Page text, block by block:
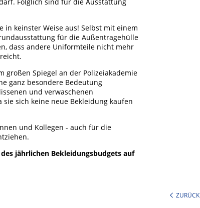
in keinster Weise aus! Selbst mit einem
für die Außentragehülle
dass andere Uniformteile nicht mehr
großen Spiegel an der Polizeiakademie
ganz besondere Bedeutung
und verwaschenen
sich keine neue Bekleidung kaufen
und Kollegen - auch für die
jährlichen Bekleidungsbudgets auf
ZURÜCK